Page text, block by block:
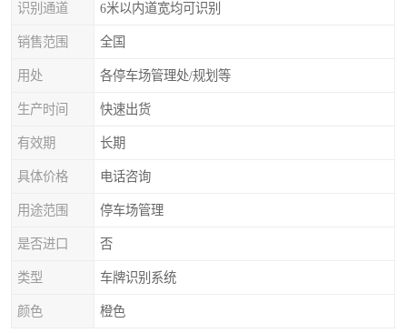
识别通道 6米以内道宽均可识别
销售范围 全国
用处 各停车场管理处/规划等
生产时间 快速出货
有效期 长期
具体价格 电话咨询
用途范围 停车场管理
是否进口 否
类型 车牌识别系统
颜色 橙色